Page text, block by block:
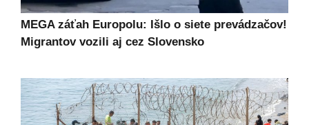
MEGA záťah Europolu: Išlo o siete prevádzačov!
Migrantov vozili aj cez Slovensko